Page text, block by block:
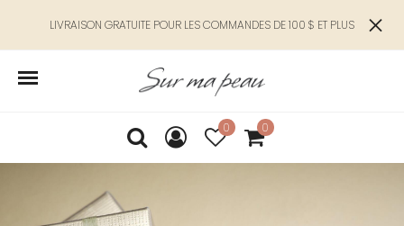
LIVRAISON GRATUITE POUR LES COMMANDES DE 100 $ ET PLUS
0 0